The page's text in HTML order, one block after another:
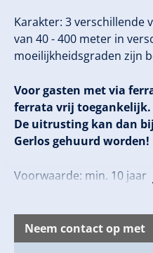
Karakter: 3 verschillende
van 40 - 400 meter in
moeilijkheidsgraden zijn
Voor gasten met via
ferrata vrij toegankelijk.
De uitrusting kan dan
Gerlos gehuurd worden!
Voorwaarde: min. 10 jaar
Gerlos 141)
Neem contact op met